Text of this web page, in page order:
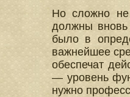
Но сложно не
должны вновь
было в
важнейшее
обеспечат
— уровень
нужно